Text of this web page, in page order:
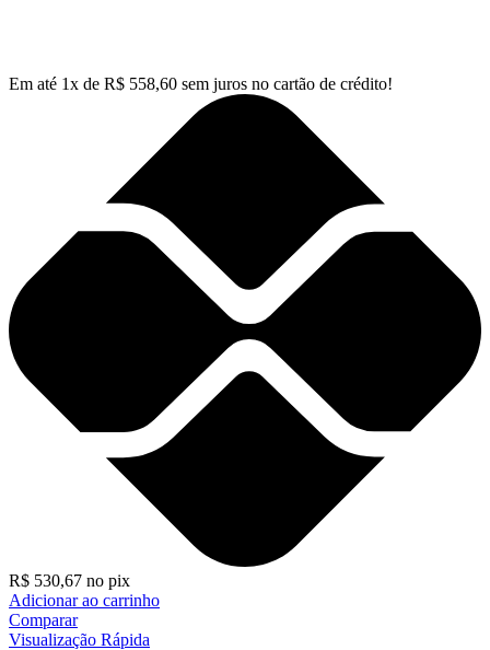
Em até 1x de R$ 558,60 sem juros no cartão de crédito!
R$ 530,67 no pix
Adicionar ao carrinho
Comparar
Visualização Rápida